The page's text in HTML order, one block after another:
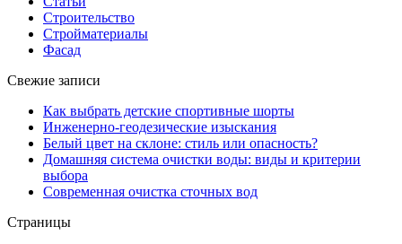
Строительство
Стройматериалы
Фасад
Свежие записи
Как выбрать детские спортивные шорты
Инженерно-геодезические изыскания
Белый цвет на склоне: стиль или опасность?
Домашняя система очистки воды: виды и критерии
выбора
Современная очистка сточных вод
Страницы